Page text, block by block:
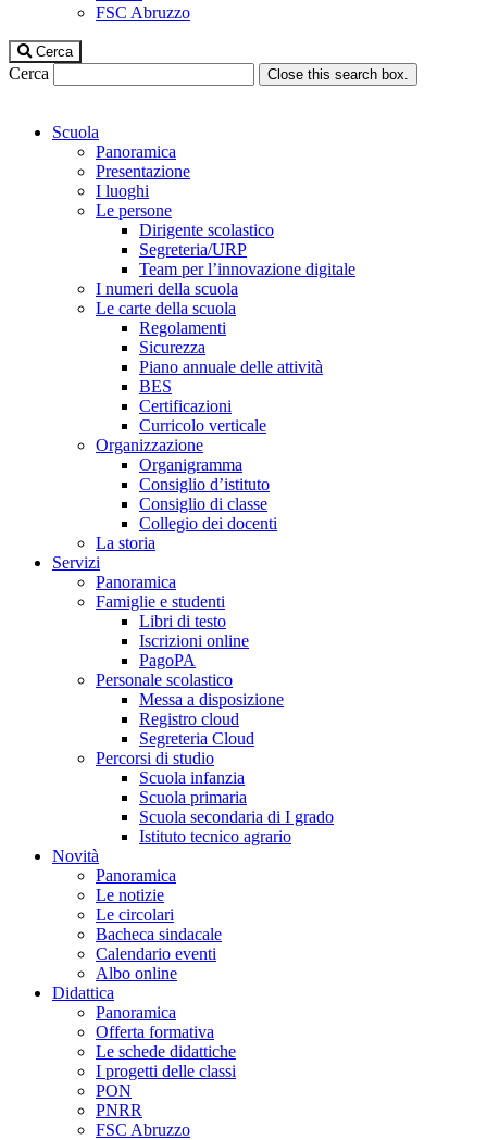
FSC Abruzzo
Cerca
Cerca Close this search box.
Scuola
Panoramica
Presentazione
I luoghi
Le persone
Dirigente scolastico
Segreteria/URP
Team per l’innovazione digitale
I numeri della scuola
Le carte della scuola
Regolamenti
Sicurezza
Piano annuale delle attività
BES
Certificazioni
Curricolo verticale
Organizzazione
Organigramma
Consiglio d’istituto
Consiglio di classe
Collegio dei docenti
La storia
Servizi
Panoramica
Famiglie e studenti
Libri di testo
Iscrizioni online
PagoPA
Personale scolastico
Messa a disposizione
Registro cloud
Segreteria Cloud
Percorsi di studio
Scuola infanzia
Scuola primaria
Scuola secondaria di I grado
Istituto tecnico agrario
Novità
Panoramica
Le notizie
Le circolari
Bacheca sindacale
Calendario eventi
Albo online
Didattica
Panoramica
Offerta formativa
Le schede didattiche
I progetti delle classi
PON
PNRR
FSC Abruzzo